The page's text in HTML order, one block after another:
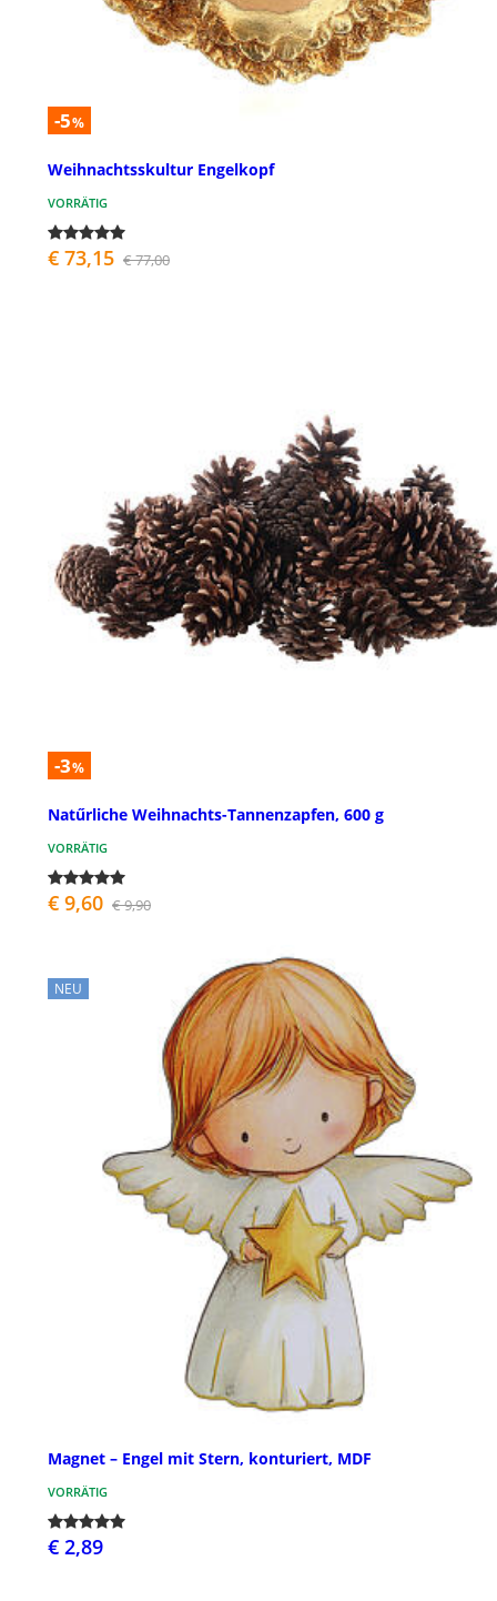
-5%
Weihnachtsskultur Engelkopf
VORRÄTIG
€ 73,15 € 77,00
-3%
Natűrliche Weihnachts-Tannenzapfen, 600 g
VORRÄTIG
€ 9,60 € 9,90
NEU
Magnet – Engel mit Stern, konturiert, MDF
VORRÄTIG
€ 2,89